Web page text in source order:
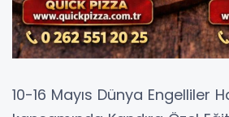
10-16 Mayıs Dünya Engelliler